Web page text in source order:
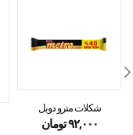
شکلات مترو دوبل
۹۲,۰۰۰تومان